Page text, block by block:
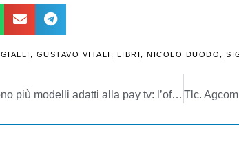
GIALLI GUSTAVO VITALI LIBRI NICOLO DUODO
Tv. DTT e DTH non sono più modelli adatti alla pay tv: l’offerta via etere torna free to air